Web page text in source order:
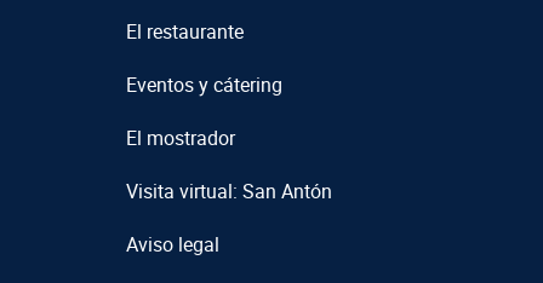
El restaurante
Eventos y cátering
El mostrador
Visita virtual: San Antón
Aviso legal